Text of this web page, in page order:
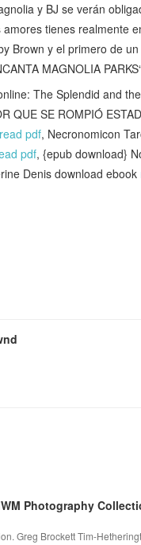
y BJ se verán
tienes realmente
Brown y el primero de
MAGNOLIA
The Splendid and
QUE SE ROMPIÓ
read pdf, Necronomicon
pdf, {epub download}
Denis download ebook
Photography
Greg Brockett Tim-